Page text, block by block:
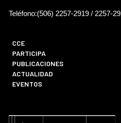
Teléfono:(506) 2257-2919 / 2257-
CCE
PARTICIPA
PUBLICACIONES
ACTUALIDAD
EVENTOS